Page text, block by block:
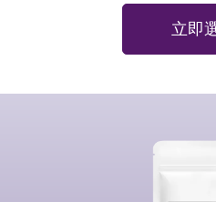
立即